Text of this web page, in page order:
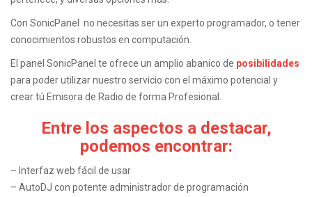
Con SonicPanel no necesitas ser un experto programador, o tener
conocimientos robustos en computación.
El panel SonicPanel te ofrece un amplio abanico de posibilidades
para poder utilizar nuestro servicio con el máximo potencial y
crear tú Emisora de Radio de forma Profesional.
Entre los aspectos a destacar,
podemos encontrar:
– Interfaz web fácil de usar
– AutoDJ con potente administrador de programación